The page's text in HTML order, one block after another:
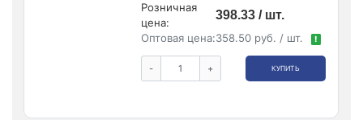
Розничная
цена:
398.33 / шт.
Оптовая цена:358.50 руб. / шт. !
- + КУПИТЬ